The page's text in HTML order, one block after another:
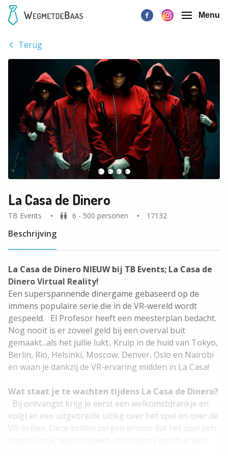
Menu
Terug
La Casa de Dinero
TB Events 6 - 500 personen 17132
Beschrijving
La Casa de Dinero NIEUW bij TB Events; La Casa de
Dinero Virtual Reality!
Een superspannende dinergame gebaseerd op de
immens populaire serie die in de VR-wereld wordt
gespeeld. El Profesor heeft een meesterplan bedacht.
Nog nooit is er zoveel geld bij een overval buit
gemaakt...als het jullie lukt.. Kruip in de huid van Tokyo,
Berlin, Rio, Helsinki, Moscow, Denver, Oslo en Nairobi
en waan je dankzij de VR-ervaring midden in La Casa!
Wat staat je te wachten tijdens La Casa de Dinero?
Bij ontvangst krijg je eerst een welkomstdrankje en
volgt er een uitgebreide uitleg over het spel en over de
VR-brillen. Deze brillen zorgen ervoor dat het spel zich